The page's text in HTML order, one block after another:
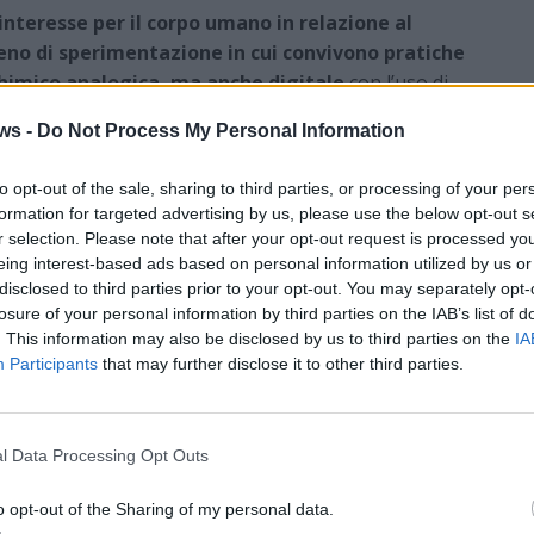
- Do Not Process My Personal Information
opt-out of the sale, sharing to third parties, or processing of your
for targeted advertising by us, please use the below opt-out
selection. Please note that after your opt-out request is processed
interest-based ads based on personal information utilized by us
to third parties prior to your opt-out. You may separately
of your personal information by third parties on the IAB’s list of
This information may also be disclosed by us to third parties on the
Participants that may further disclose it to other third parties.
Data Processing Opt Outs
opt-out of the Sharing of my personal data.
per il corpo umano in relazione al
di sperimentazione in cui convivono pratiche
analogica, ma anche digitalecon l’uso di
e raffinati. «I soggetti inglobano quell’assenza-
che rappresenta il cuore della ricerca
Composti.
in bianco e nero, tutte tratte dal progetto dal titolo
propone anche un’esperienza installativa con
dal trio italo svizzero Nitonche prevede l’uso di